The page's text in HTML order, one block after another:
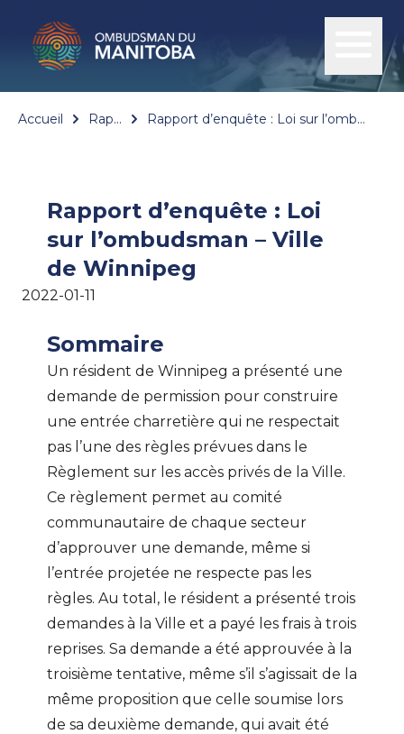
Accueil Rapports Rapport d’enquête : Loi sur l’ombudsman – Ville de Winnipeg
Rapport d’enquête : Loi
sur l’ombudsman – Ville
de Winnipeg
2022-01-11
Sommaire
Un résident de Winnipeg a présenté une
demande de permission pour construire
une entrée charretière qui ne respectait
pas l’une des règles prévues dans le
Règlement sur les accès privés de la Ville.
Ce règlement permet au comité
communautaire de chaque secteur
d’approuver une demande, même si
l’entrée projetée ne respecte pas les
règles. Au total, le résident a présenté trois
demandes à la Ville et a payé les frais à trois
reprises. Sa demande a été approuvée à la
troisième tentative, même s’il s’agissait de la
même proposition que celle soumise lors
de sa deuxième demande, qui avait été